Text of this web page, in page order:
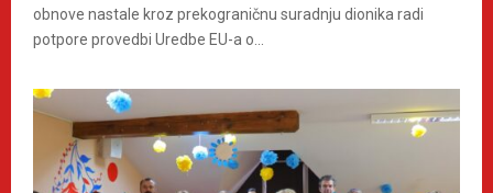
obnove nastale kroz prekograničnu suradnju dionika radi
potpore provedbi Uredbe EU-a o...